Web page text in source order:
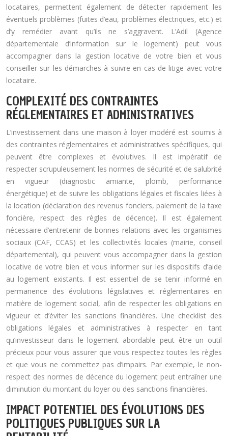
locataires, permettent également de détecter rapidement les
éventuels problèmes (fuites d’eau, problèmes électriques, etc.) et
d’y remédier avant qu’ils ne s’aggravent. L’Adil (Agence
départementale d’information sur le logement) peut vous
accompagner dans la gestion locative de votre bien et vous
conseiller sur les démarches à suivre en cas de litige avec votre
locataire.
COMPLEXITÉ DES CONTRAINTES
RÉGLEMENTAIRES ET ADMINISTRATIVES
L’investissement dans une maison à loyer modéré est soumis à
des contraintes réglementaires et administratives spécifiques, qui
peuvent être complexes et évolutives. Il est impératif de
respecter scrupuleusement les normes de sécurité et de salubrité
en vigueur (diagnostic amiante, plomb, performance
énergétique) et de suivre les obligations légales et fiscales liées à
la location (déclaration des revenus fonciers, paiement de la taxe
foncière, respect des règles de décence). Il est également
nécessaire d’entretenir de bonnes relations avec les organismes
sociaux (CAF, CCAS) et les collectivités locales (mairie, conseil
départemental), qui peuvent vous accompagner dans la gestion
locative de votre bien et vous informer sur les dispositifs d’aide
au logement existants. Il est essentiel de se tenir informé en
permanence des évolutions législatives et réglementaires en
matière de logement social, afin de respecter les obligations en
vigueur et d’éviter les sanctions financières. Une checklist des
obligations légales et administratives à respecter en tant
qu’investisseur dans le logement abordable peut être un outil
précieux pour vous assurer que vous respectez toutes les règles
et que vous ne commettez pas d’impairs. Par exemple, le non-
respect des normes de décence du logement peut entraîner une
diminution du montant du loyer ou des sanctions financières.
IMPACT POTENTIEL DES ÉVOLUTIONS DES
POLITIQUES PUBLIQUES SUR LA